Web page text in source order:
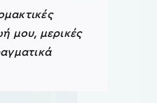
μου, μερικές